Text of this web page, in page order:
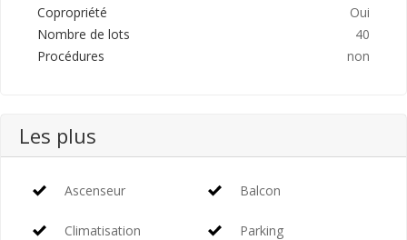
Copropriété
Oui
Nombre de lots
40
Procédures
non
Les plus
Ascenseur Balcon
Climatisation Parking